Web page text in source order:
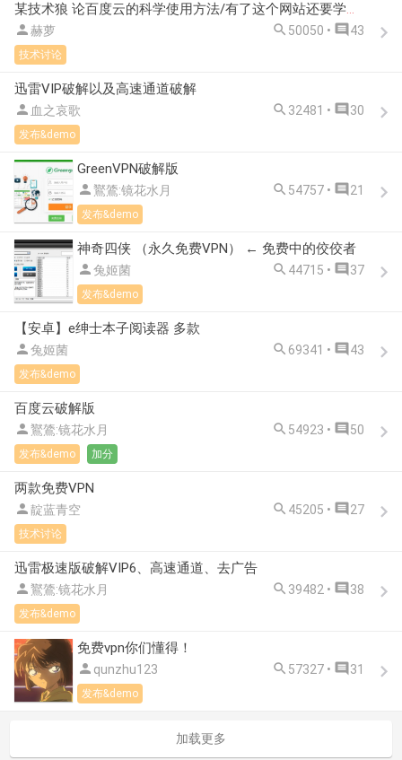
某技术狼 论百度云的科学使用方法/有了这个网站还要学什么编程【附赠内容】
赫萝  50050 •  43
技术讨论
迅雷VIP破解以及高速通道破解
 血之哀歌  32481 •  30
发布&demo
GreenVPN破解版
鸑鷟:镜花水月  54757 •  21
发布&demo
神奇四侠 （永久免费VPN） ← 免费中的佼佼者
兔姬菌  44715 •  37
发布&demo
【安卓】e绅士本子阅读器 多款
兔姬菌  69341 •  43
发布&demo
百度云破解版
鸑鷟:镜花水月  54923 •  50
发布&demo 加分
两款免费VPN
靛蓝青空  45205 •  27
技术讨论
迅雷极速版破解VIP6、高速通道、去广告
鸑鷟:镜花水月  39482 •  38
发布&demo
免费vpn你们懂得！
 qunzhu123  57327 •  31
发布&demo
加载更多